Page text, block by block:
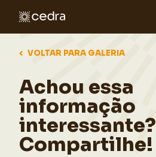
VOLTAR PARA GALERIA
Achou essa
informação
interessante?
Compartilhe!